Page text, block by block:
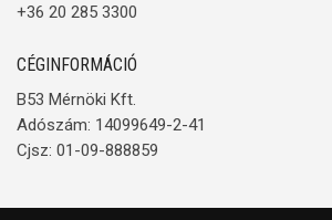
+36 20 285 3300
CÉGINFORMÁCIÓ
B53 Mérnöki Kft.
Adószám: 14099649-2-41
Cjsz: 01-09-888859